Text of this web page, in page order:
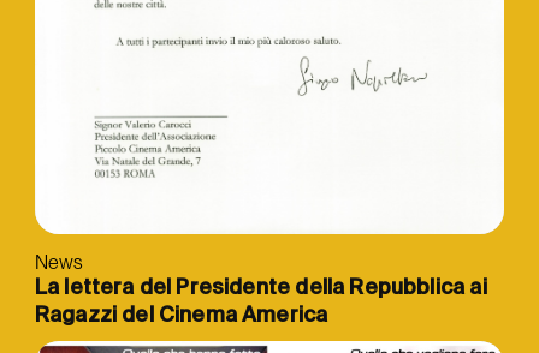
News
La lettera del Presidente della Repubblica ai
Ragazzi del Cinema America